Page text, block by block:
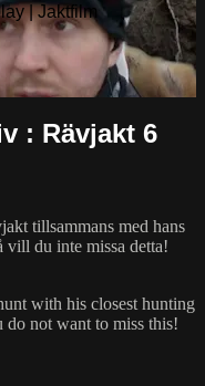
| Jaktfilm
: Rävjakt 6
tillsammans med hans
vill du inte missa detta!
with his closest hunting
not want to miss this!